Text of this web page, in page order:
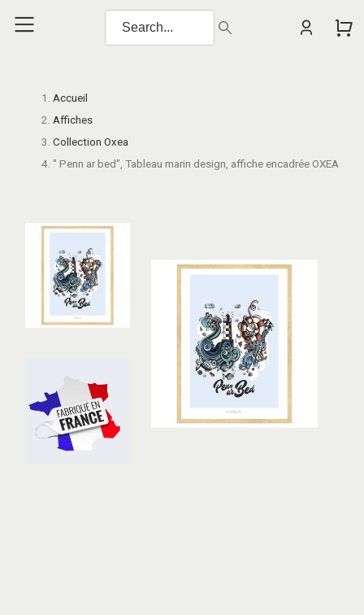
Accueil
Affiches
Collection Oxea
" Penn ar bed", Tableau marin design, affiche encadrée OXEA